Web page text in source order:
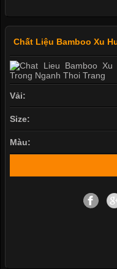
Chất Liệu Bamboo Xu
Vải:
Size:
Màu: